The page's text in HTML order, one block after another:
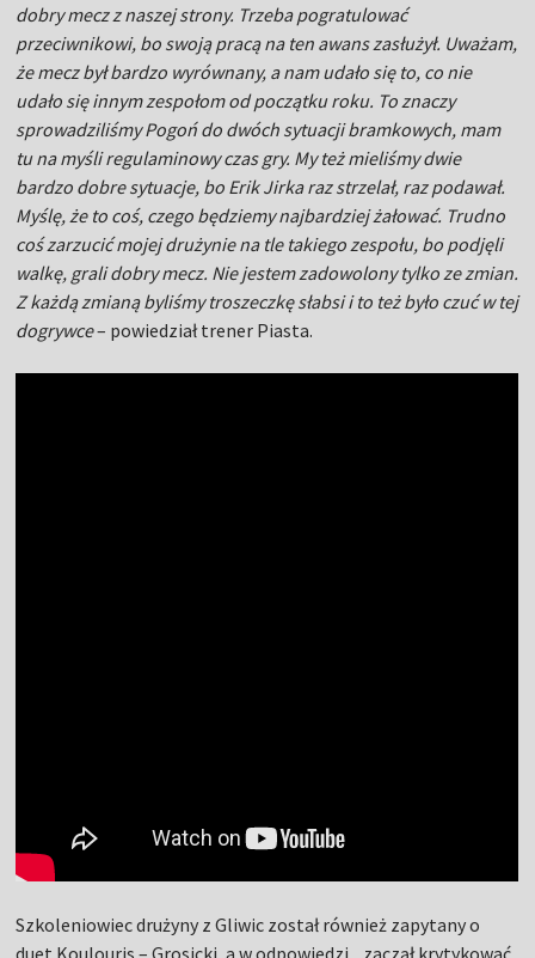
dobry mecz z naszej strony. Trzeba pogratulować
przeciwnikowi, bo swoją pracą na ten awans zasłużył. Uważam,
że mecz był bardzo wyrównany, a nam udało się to, co nie
udało się innym zespołom od początku roku. To znaczy
sprowadziliśmy Pogoń do dwóch sytuacji bramkowych, mam
tu na myśli regulaminowy czas gry. My też mieliśmy dwie
bardzo dobre sytuacje, bo Erik Jirka raz strzelał, raz podawał.
Myślę, że to coś, czego będziemy najbardziej żałować. Trudno
coś zarzucić mojej drużynie na tle takiego zespołu, bo podjęli
walkę, grali dobry mecz. Nie jestem zadowolony tylko ze zmian.
Z każdą zmianą byliśmy troszeczkę słabsi i to też było czuć w tej
dogrywce– powiedział trener Piasta.
Szkoleniowiec drużyny z Gliwic został również zapytany o